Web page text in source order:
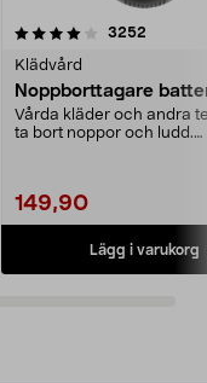
3252
Klädvård
Noppborttagare
Vårda kläder och andra
ta bort noppor och ludd.
149,90
Lägg i varukorg
4.5av 5 stjärnor